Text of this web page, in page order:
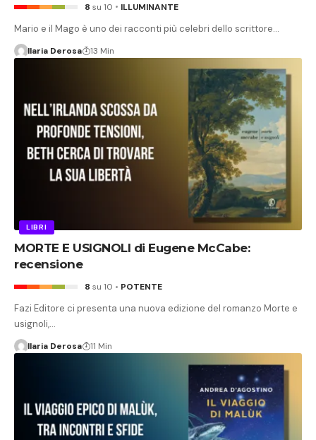
8 su 10 ILLUMINANTE
Mario e il Mago è uno dei racconti più celebri dello scrittore…
Ilaria Derosa 13 Min
LIBRI
MORTE E USIGNOLI di Eugene McCabe:
recensione
8 su 10 POTENTE
Fazi Editore ci presenta una nuova edizione del romanzo Morte e
usignoli,…
Ilaria Derosa 11 Min